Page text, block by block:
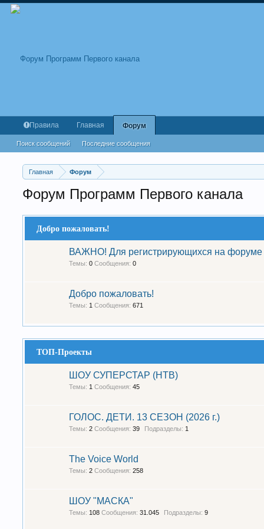
Главная Форум
Форум Программ Первого канала
Добро пожаловать!
ВАЖНО! Для регистрирующихся на форуме
Темы: 0 Сообщения: 0
Добро пожаловать!
Темы: 1 Сообщения: 671
ТОП-Проекты
ШОУ СУПЕРСТАР (НТВ)
Темы: 1 Сообщения: 45
ГОЛОС. ДЕТИ. 13 СЕЗОН (2026 г.)
Темы: 2 Сообщения: 39 Подразделы: 1
The Voice World
Темы: 2 Сообщения: 258
ШОУ "МАСКА"
Темы: 108 Сообщения: 31.045 Подразделы: 9
Правила Главная Форум
Поиск сообщений Последние сообщения